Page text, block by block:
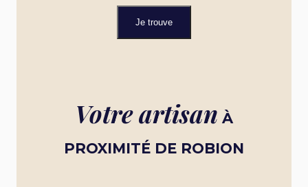
Je trouve
Votre artisan À
PROXIMITÉ DE ROBION